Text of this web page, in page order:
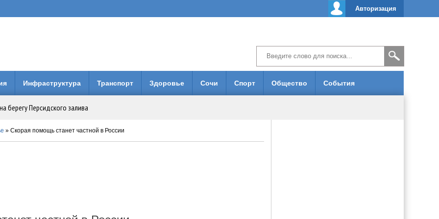
Авторизация
Инфраструктура Транспорт Здоровье Сочи Спорт Общество События
берегу Персидского залива
городская больница получила 3 млн рублей на новое оборудование
вместо него?
» Скорая помощь станет частной в России